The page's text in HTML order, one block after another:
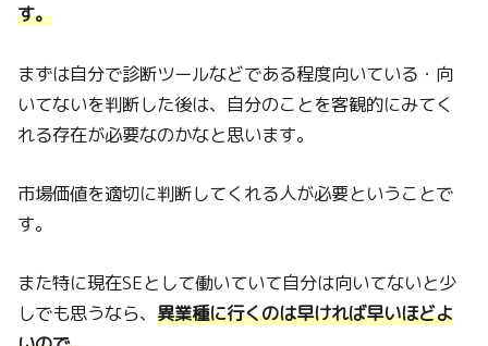
す。
まずは自分で診断ツールなどである程度向いている・向
いてないを判断した後は、自分のことを客観的にみてく
れる存在が必要なのかなと思います。
市場価値を適切に判断してくれる人が必要ということで
す。
また特に現在SEとして働いていて自分は向いてないと少
しでも思うなら、異業種に行くのは早ければ早いほどよ